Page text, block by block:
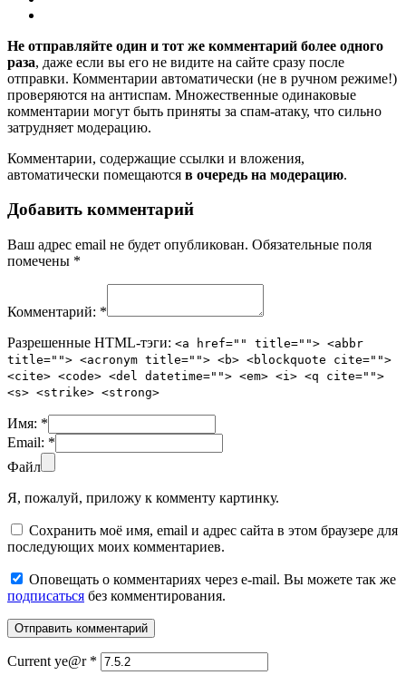
Не отправляйте один и тот же комментарий более одного
раза, даже если вы его не видите на сайте сразу после
отправки. Комментарии автоматически (не в ручном режиме!)
проверяются на антиспам. Множественные одинаковые
комментарии могут быть приняты за спам-атаку, что сильно
затрудняет модерацию.
Комментарии, содержащие ссылки и вложения,
автоматически помещаются в очередь на модерацию.
Добавить комментарий
Ваш адрес email не будет опубликован. Обязательные поля
помечены *
Комментарий: *
Разрешенные HTML-тэги: <a href="" title=""> <abbr
title=""> <acronym title=""> <b> <blockquote cite="">
<cite> <code> <del datetime=""> <em> <i> <q cite="">
<s> <strike> <strong>
Имя: *
Email: *
Файл
Я, пожалуй, приложу к комменту картинку.
Сохранить моё имя, email и адрес сайта в этом браузере для
последующих моих комментариев.
Оповещать о комментариях через e-mail. Вы можете так же
подписаться без комментирования.
Current ye@r *